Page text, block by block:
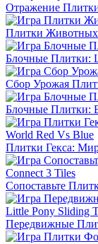
Отражение
Плитки
Блочные Плитки:
Сбор Урожая
Блочные Плитки:
Плитки Гекса:
Сопоставьте
Передвижные